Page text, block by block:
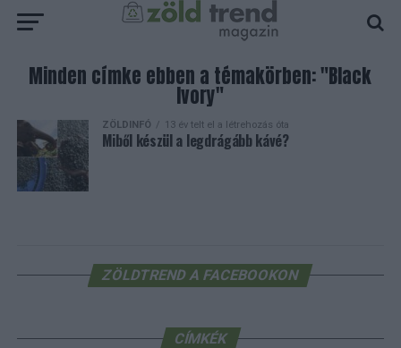
Minden címke ebben a témakörben: "Black
Ivory"
ZÖLDINFÓ 13 év telt el a létrehozás óta
Miből készül a legdrágább kávé?
ZÖLDTREND A FACEBOOKON
CÍMKÉK